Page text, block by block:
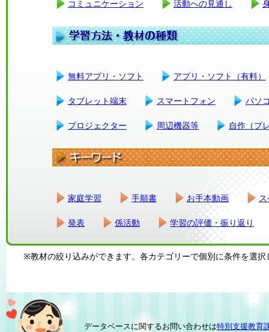
コミュニケーション 活動への見通し
無料アプリ・ソフト アプリ・ソフト（有料）
タブレット端末 スマートフォン パソ
プロジェクター 周辺機器等 自作（プ
家庭学習 手順書 お手本動画
発表 係活動 学習の評価・振り返り
※教材の絞り込みができます。各カテゴリーで個別に条件を選択
データベースに関するお問い合わせは特別支援教育